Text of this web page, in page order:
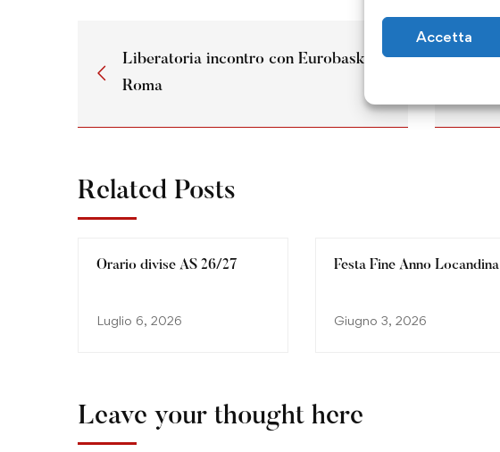
Accetta
Liberatoria incontro con Eurobasket
Roma
Related Posts
Orario divise AS 26/27
Luglio 6, 2026
Festa Fine Anno Locandina
Giugno 3, 2026
Leave your thought here